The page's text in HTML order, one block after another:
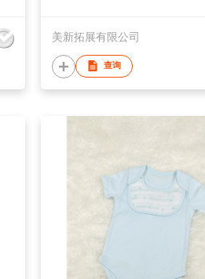
美新拓展有限公司
查询